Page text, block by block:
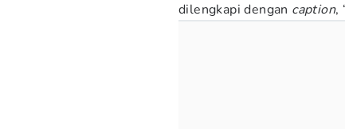
dilengkapi dengan caption,